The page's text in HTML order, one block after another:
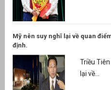
Mỹ nên suy nghĩ lại về quan
định.
Triều
lại về...